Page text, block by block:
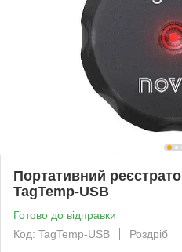
Портативний
TagTemp-USB
Готово до відправки
Код: TagTemp-USB
Роздріб